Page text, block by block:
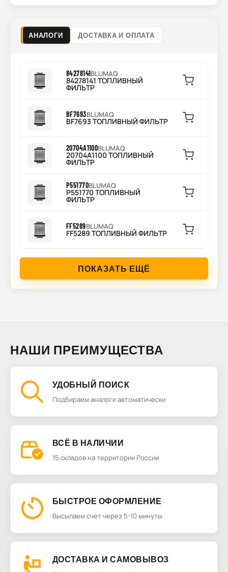
АНАЛОГИ ДОСТАВКА И ОПЛАТА
84278141BLUMAQ
84278141 ТОПЛИВНЫЙ
ФИЛЬТР
BF7693BLUMAQ
BF7693 ТОПЛИВНЫЙ ФИЛЬТР
20704A1100BLUMAQ
20704A1100 ТОПЛИВНЫЙ
ФИЛЬТР
P551770BLUMAQ
P551770 ТОПЛИВНЫЙ
ФИЛЬТР
FF5289BLUMAQ
FF5289 ТОПЛИВНЫЙ ФИЛЬТР
ПОКАЗАТЬ ЕЩЁ
НАШИ ПРЕИМУЩЕСТВА
УДОБНЫЙ ПОИСК
Подбираем аналоги автоматически
ВСЁ В НАЛИЧИИ
15 складов на территории России
БЫСТРОЕ ОФОРМЛЕНИЕ
Высылаем счет через 5-10 минуты
ДОСТАВКА И САМОВЫВОЗ